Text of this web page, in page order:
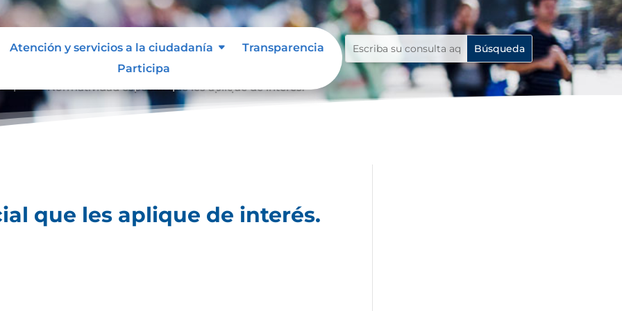
Atención y servicios a la ciudadanía
Transparencia
Participa
que les aplique de interés.